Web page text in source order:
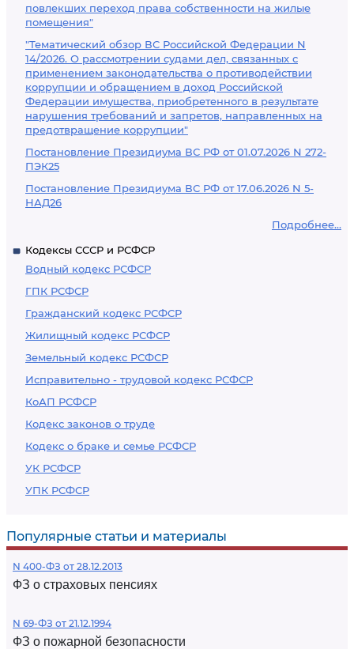
повлекших переход права собственности на жилые
помещения"
"Тематический обзор ВС Российской Федерации N
14/2026. О рассмотрении судами дел, связанных с
применением законодательства о противодействии
коррупции и обращением в доход Российской
Федерации имущества, приобретенного в результате
нарушения требований и запретов, направленных на
предотвращение коррупции"
Постановление Президиума ВС РФ от 01.07.2026 N 272-
ПЭК25
Постановление Президиума ВС РФ от 17.06.2026 N 5-
НАД26
Подробнее...
Кодексы СССР и РСФСР
Водный кодекс РСФСР
ГПК РСФСР
Гражданский кодекс РСФСР
Жилищный кодекс РСФСР
Земельный кодекс РСФСР
Исправительно - трудовой кодекс РСФСР
КоАП РСФСР
Кодекс законов о труде
Кодекс о браке и семье РСФСР
УК РСФСР
УПК РСФСР
Популярные статьи и материалы
N 400-ФЗ от 28.12.2013
ФЗ о страховых пенсиях
N 69-ФЗ от 21.12.1994
ФЗ о пожарной безопасности